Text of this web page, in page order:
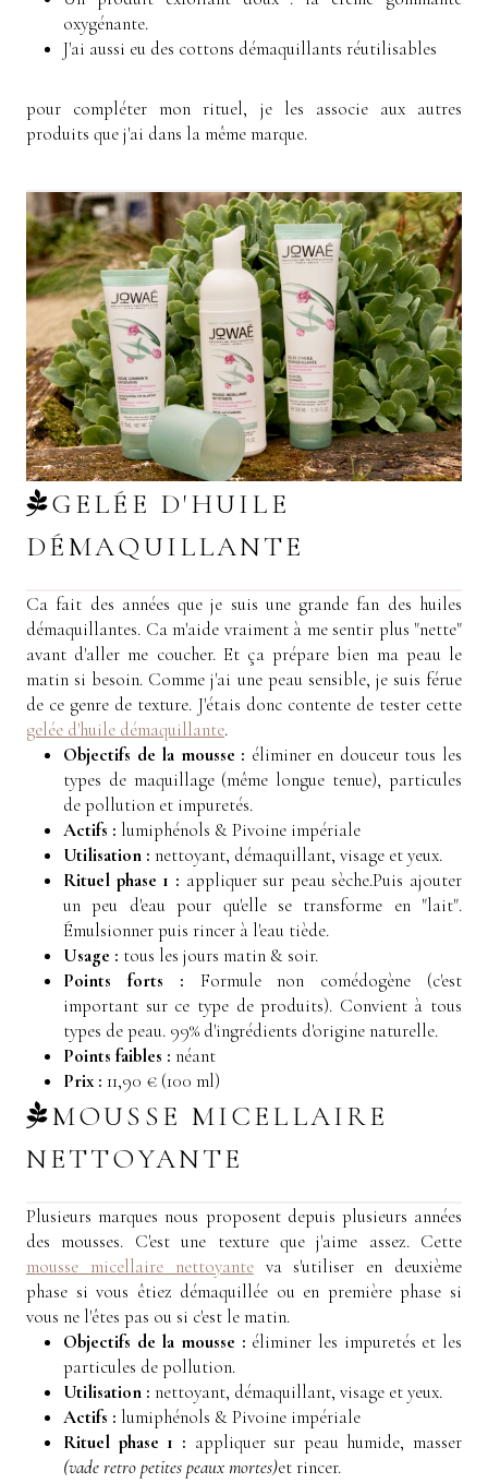
oxygénante.
J'ai aussi eu des cottons démaquillants réutilisables
pour compléter mon rituel, je les associe aux autres
produits que j'ai dans la même marque.
GELÉE D'HUILE
DÉMAQUILLANTE
Ca fait des années que je suis une grande fan des huiles
démaquillantes. Ca m'aide vraiment à me sentir plus "nette"
avant d'aller me coucher. Et ça prépare bien ma peau le
matin si besoin. Comme j'ai une peau sensible, je suis férue
de ce genre de texture. J'étais donc contente de tester cette
gelée d'huile démaquillante.
Objectifs de la mousse : élimineren douceur tous les
types de maquillage (même longue tenue), particules
de pollution et impuretés.
Actifs : lumiphénols & Pivoine impériale
Utilisation : nettoyant, démaquillant, visage et yeux.
Rituel phase 1 : appliquer sur peau sèche.Puis ajouter
un peu d'eau pour qu'elle se transforme en "lait".
Émulsionner puis rincer à l'eau tiède.
Usage : tous les jours matin & soir.
Points forts : Formule non comédogène (c'est
important sur ce type de produits). Convient à tous
types de peau. 99% d'ingrédients d'origine naturelle.
Points faibles : néant
Prix : 11,90 € (100 ml)
MOUSSE MICELLAIRE
NETTOYANTE
Plusieurs marques nous proposent depuis plusieurs années
des mousses. C'est une texture que j'aime assez. Cette
mousse micellaire nettoyanteva s'utiliser en deuxième
phase si vous êtiez démaquillée ou en première phase si
vous ne l'êtes pas ou si c'est le matin.
Objectifs de la mousse : éliminer les impuretés et les
particules de pollution.
Utilisation : nettoyant, démaquillant, visage et yeux.
Actifs : lumiphénols & Pivoine impériale
Rituel phase 1 : appliquer sur peau humide, masser
(vade retro petites peaux mortes)et rincer.